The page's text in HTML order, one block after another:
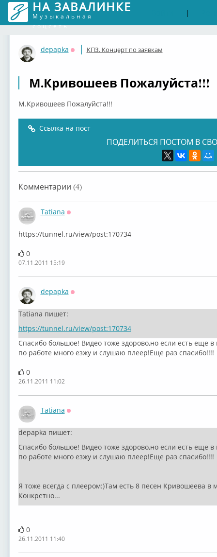
НА ЗАВАЛИНКЕ
Музыкальная
соцсеть
|
depapka
Оффлайн
КПЗ. Концерт по заявкам
М.Кривошеев Пожалуйста!!!
М.Кривошеев Пожалуйста!!!
Ссылка на пост
ПОДЕЛИТЬСЯ ПОСТОМ В
Комментарии (4)
Tatiana
https://tunnel.ru/view/post:170734
0
07.11.2011 15:19
depapka
Tatiana пишет:
https://tunnel.ru/view/post:170734
Спасибо большое! Видео тоже здорово,но если есть еще
по работе много езжу и слушаю плеер!Еще раз спасибо!!!!
0
26.11.2011 11:02
Tatiana
depapka пишет:
Спасибо большое! Видео тоже здорово,но если есть еще
по работе много езжу и слушаю плеер!Еще раз спасибо!!!!
Я тоже всегда с плеером:)Там есть 8 песен Кривошеева
Конкретно...
0
26.11.2011 11:40